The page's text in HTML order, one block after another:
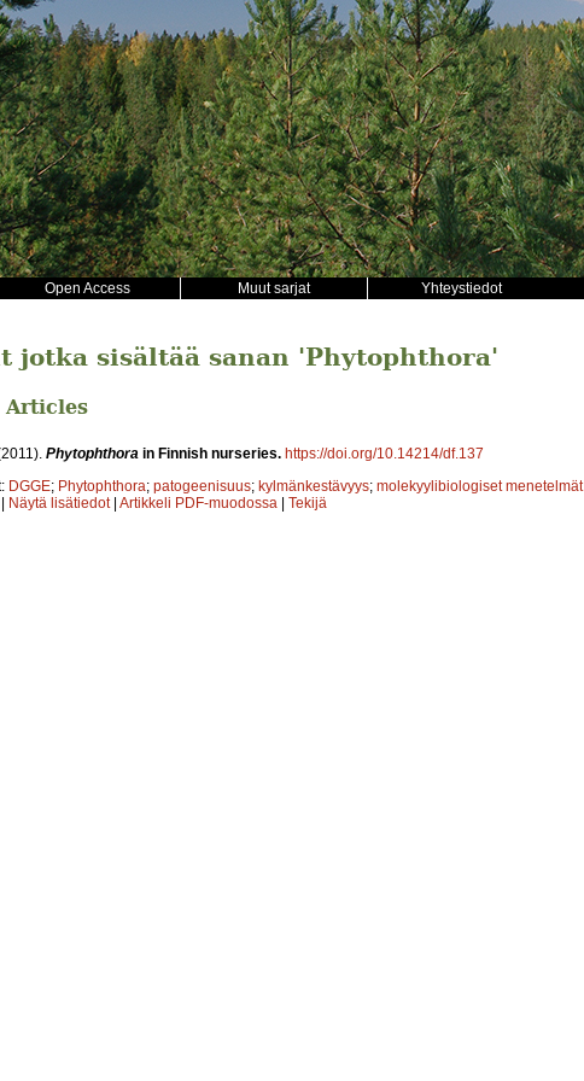
Open Access Muut sarjat Yhteystiedot
jotka sisältää sanan 'Phytophthora'
Articles
Phytophthora in Finnish nurseries. https://doi.org/10.14214/df.137
DGGE; Phytophthora; patogeenisuus; kylmänkestävyys; molekyylibiologiset menetelmät
| Näytä lisätiedot | Artikkeli PDF-muodossa | Tekijä